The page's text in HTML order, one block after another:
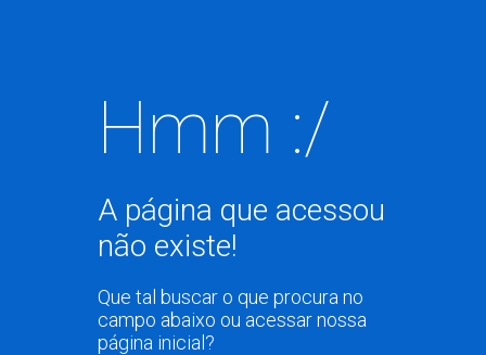
Hmm :/
A página que acessou
não existe!
Que tal buscar o que procura no
campo abaixo ou acessar nossa
página inicial?